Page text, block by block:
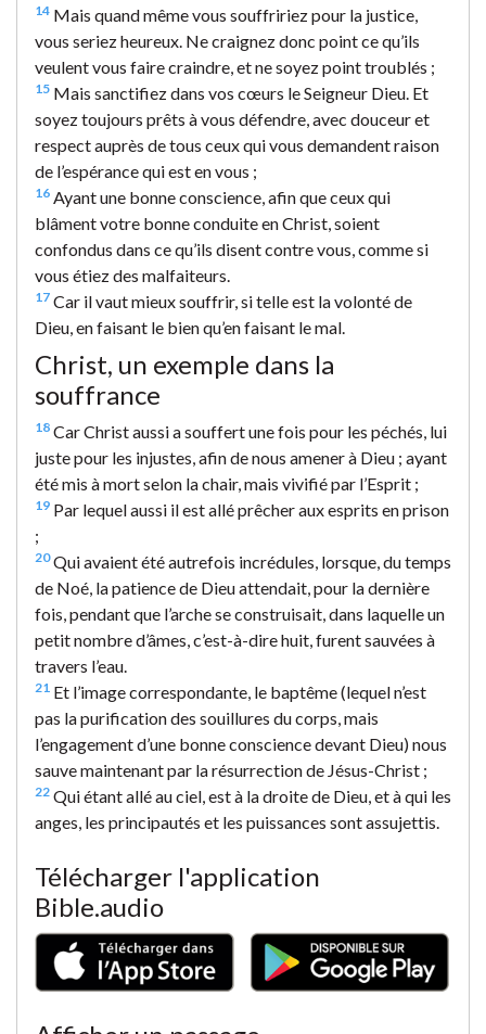
14 Mais quand même vous souffririez pour la justice,
vous seriez heureux. Ne craignez donc point ce qu’ils
veulent vous faire craindre, et ne soyez point troublés ;
15 Mais sanctifiez dans vos cœurs le Seigneur Dieu. Et
soyez toujours prêts à vous défendre, avec douceur et
respect auprès de tous ceux qui vous demandent raison
de l’espérance qui est en vous ;
16 Ayant une bonne conscience, afin que ceux qui
blâment votre bonne conduite en Christ, soient
confondus dans ce qu’ils disent contre vous, comme si
vous étiez des malfaiteurs.
17 Car il vaut mieux souffrir, si telle est la volonté de
Dieu, en faisant le bien qu’en faisant le mal.
Christ, un exemple dans la
souffrance
18 Car Christ aussi a souffert une fois pour les péchés, lui
juste pour les injustes, afin de nous amener à Dieu ; ayant
été mis à mort selon la chair, mais vivifié par l’Esprit ;
19 Par lequel aussi il est allé prêcher aux esprits en prison
;
20Qui avaient été autrefois incrédules, lorsque, du temps
de Noé, la patience de Dieu attendait, pour la dernière
fois, pendant que l’arche se construisait, dans laquelle un
petit nombre d’âmes, c’est-à-dire huit, furent sauvées à
travers l’eau.
21 Et l’image correspondante, le baptême (lequel n’est
pas la purification des souillures du corps, mais
l’engagement d’une bonne conscience devant Dieu) nous
sauve maintenant par la résurrection de Jésus-Christ ;
22 Qui étant allé au ciel, est à la droite de Dieu, et à qui les
anges, les principautés et les puissances sont assujettis.
Télécharger l'application
Bible.audio